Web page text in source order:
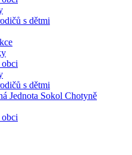
s dětmi
s dětmi
Jednota Sokol Chotyně